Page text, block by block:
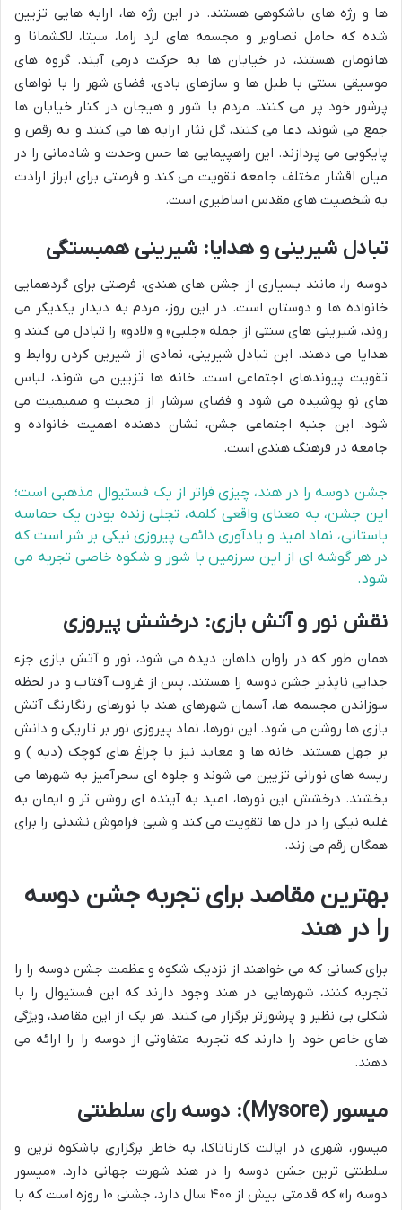
ها و رژه های باشکوهی هستند. در این رژه ها، ارابه هایی تزیین
شده که حامل تصاویر و مجسمه های لرد راما، سیتا، لاکشمانا و
هانومان هستند، در خیابان ها به حرکت درمی آیند. گروه های
موسیقی سنتی با طبل ها و سازهای بادی، فضای شهر را با نواهای
پرشور خود پر می کنند. مردم با شور و هیجان در کنار خیابان ها
جمع می شوند، دعا می کنند، گل نثار ارابه ها می کنند و به رقص و
پایکوبی می پردازند. این راهپیمایی ها حس وحدت و شادمانی را در
میان اقشار مختلف جامعه تقویت می کند و فرصتی برای ابراز ارادت
به شخصیت های مقدس اساطیری است.
تبادل شیرینی و هدایا: شیرینی همبستگی
دوسه را، مانند بسیاری از جشن های هندی، فرصتی برای گردهمایی
خانواده ها و دوستان است. در این روز، مردم به دیدار یکدیگر می
روند، شیرینی های سنتی از جمله «جلبی» و «لادو» را تبادل می کنند و
هدایا می دهند. این تبادل شیرینی، نمادی از شیرین کردن روابط و
تقویت پیوندهای اجتماعی است. خانه ها تزیین می شوند، لباس
های نو پوشیده می شود و فضای سرشار از محبت و صمیمیت می
شود. این جنبه اجتماعی جشن، نشان دهنده اهمیت خانواده و
جامعه در فرهنگ هندی است.
جشن دوسه را در هند، چیزی فراتر از یک فستیوال مذهبی است؛
این جشن، به معنای واقعی کلمه، تجلی زنده بودن یک حماسه
باستانی، نماد امید و یادآوری دائمی پیروزی نیکی بر شر است که
در هر گوشه ای از این سرزمین با شور و شکوه خاصی تجربه می
شود.
نقش نور و آتش بازی: درخشش پیروزی
همان طور که در راوان داهان دیده می شود، نور و آتش بازی جزء
جدایی ناپذیر جشن دوسه را هستند. پس از غروب آفتاب و در لحظه
سوزاندن مجسمه ها، آسمان شهرهای هند با نورهای رنگارنگ آتش
بازی ها روشن می شود. این نورها، نماد پیروزی نور بر تاریکی و دانش
بر جهل هستند. خانه ها و معابد نیز با چراغ های کوچک (دیه ) و
ریسه های نورانی تزیین می شوند و جلوه ای سحرآمیز به شهرها می
بخشند. درخشش این نورها، امید به آینده ای روشن تر و ایمان به
غلبه نیکی را در دل ها تقویت می کند و شبی فراموش نشدنی را برای
همگان رقم می زند.
بهترین مقاصد برای تجربه جشن دوسه
را در هند
برای کسانی که می خواهند از نزدیک شکوه و عظمت جشن دوسه را را
تجربه کنند، شهرهایی در هند وجود دارند که این فستیوال را با
شکلی بی نظیر و پرشورتر برگزار می کنند. هر یک از این مقاصد، ویژگی
های خاص خود را دارند که تجربه متفاوتی از دوسه را را ارائه می
دهند.
میسور (Mysore): دوسه رای سلطنتی
میسور، شهری در ایالت کارناتاکا، به خاطر برگزاری باشکوه ترین و
سلطنتی ترین جشن دوسه را در هند شهرت جهانی دارد. «میسور
دوسه را» که قدمتی بیش از ۴۰۰ سال دارد، جشنی ۱۰ روزه است که با